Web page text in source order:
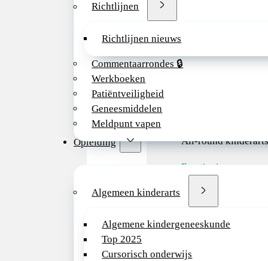
Richtlijnen
Richtlijnen nieuws
Commentaarrondes 🔒
Werkboeken
Patiëntveiligheid
Geneesmiddelen
Meldpunt vapen
Opleiding
Algemeen kinderarts
Algemene kindergeneeskunde
Top 2025
Cursorisch onderwijs
Provincie
All-round kinderarts
Functie eisen
Vereisten:
• Geregistreerd als
• Uitstekende
communicatieve